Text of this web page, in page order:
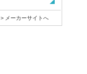
> メーカーサイトへ